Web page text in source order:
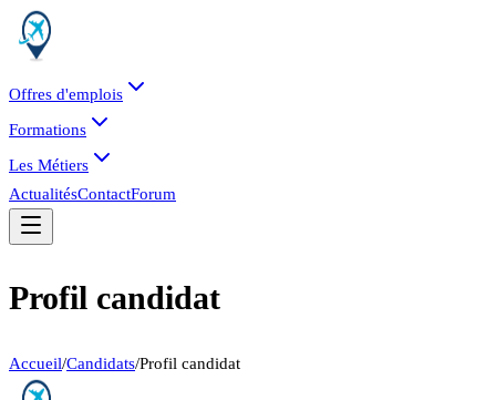
Offres d'emplois
Formations
Les Métiers
ActualitésContactForum
Profil candidat
Accueil/Candidats/Profil candidat